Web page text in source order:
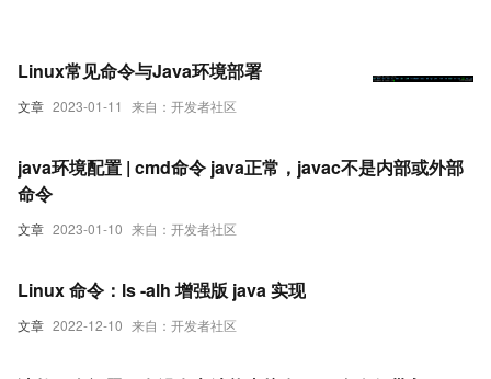
文章 2023-01-11 来自：开发者社区
Linux常见命令与Java环境部署
文章 2023-01-10 来自：开发者社区
java环境配置 | cmd命令 java正常，javac不是内部或外部
命令
文章 2022-12-10 来自：开发者社区
Linux 命令：ls -alh 增强版 java 实现